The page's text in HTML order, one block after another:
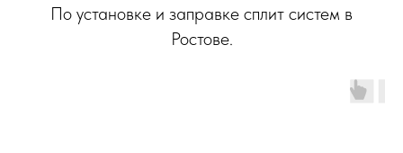
По установке и заправке сплит систем в
Ростове.